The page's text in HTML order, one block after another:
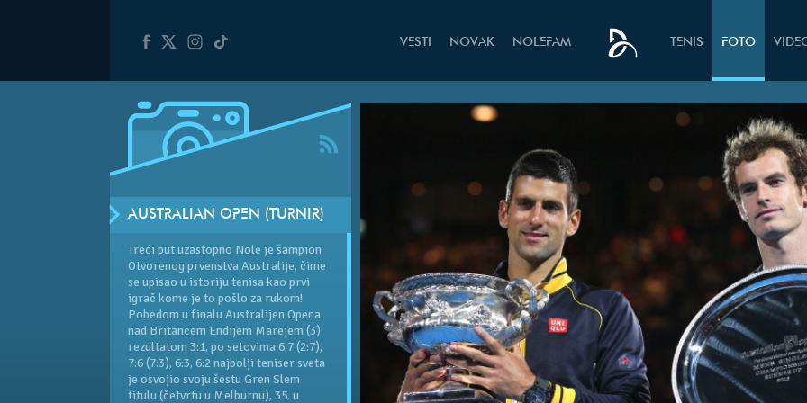
VESTI NOVAK NOLEFAM TENIS FOTO
AUSTRALIAN OPEN (TURNIR)
Treći put uzastopno Nole je šampion
Otvorenog prvenstva Australije, čime
se upisao u istoriju tenisa kao prvi
igrač kome je to pošlo za rukom!
Pobedom u finaluAustralijen Opena
nad Britancem Endijem Marejem (3)
rezultatom 3:1, po setovima 6:7 (2:7),
7:6 (7:3), 6:3, 6:2 najbolji teniser sveta
je osvojio svoju šestu Gren Slem
titulu (četvrtu u Melburnu), 35. u